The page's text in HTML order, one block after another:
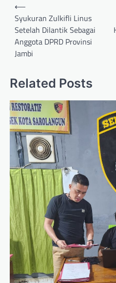
⟵
Syukuran Zulkifli Linus
Setelah Dilantik Sebagai
Anggota DPRD Provinsi
Jambi
Related Posts